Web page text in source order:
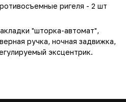
ригеля - 2 шт
"шторка-автомат",
ручка, ночная задвижка,
эксцентрик.